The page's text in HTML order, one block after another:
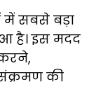
में सबसे बड़ा
है। इस मदद
की